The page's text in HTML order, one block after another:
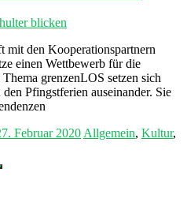
mit den Kooperationspartnern
einen Wettbewerb für die
grenzenLOS setzen sich
Pfingstferien auseinander. Sie
Februar 2020Allgemein, Kultur,